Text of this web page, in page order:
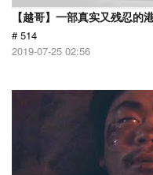
【越哥】一部真实又残忍的
# 514
2019-07-25 02:56